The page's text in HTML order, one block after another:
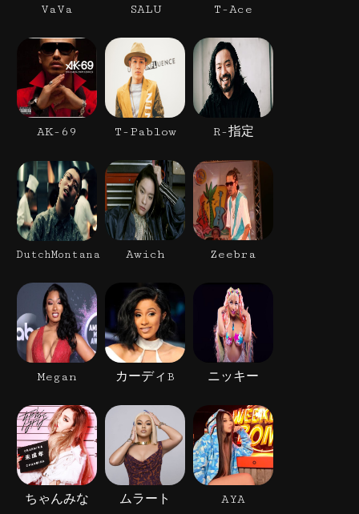
VaVa SALU T-Ace
AK-69 T-Pablow R-指定
DutchMontana Awich Zeebra
Megan カーディB ニッキー
ちゃんみな ムラート AYA